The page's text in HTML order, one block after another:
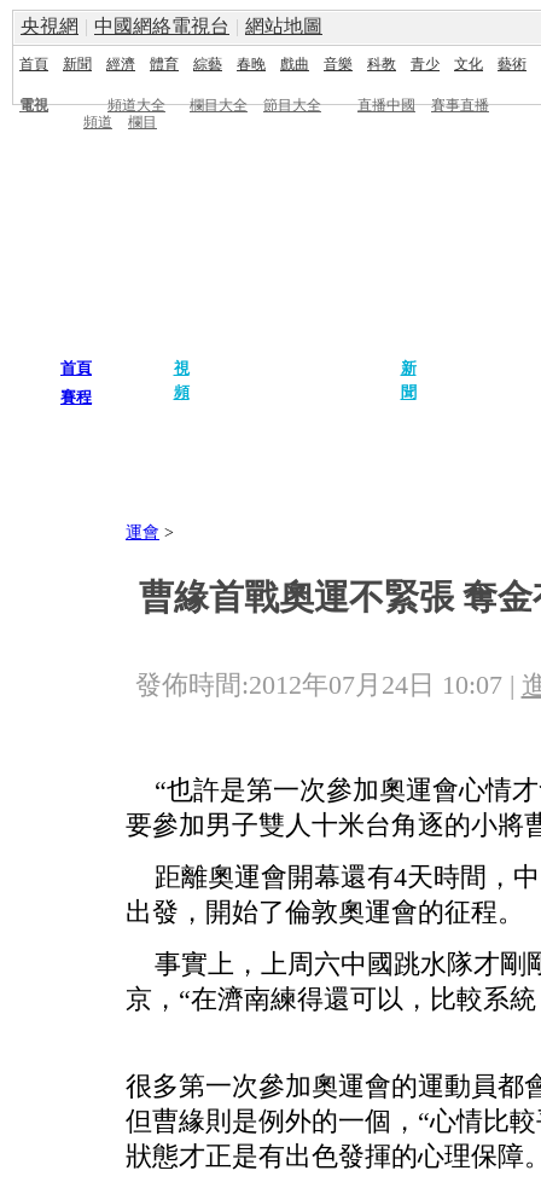
央視網 | 中國網絡電視台 | 網站地圖
首頁 新聞 經濟 體育 綜藝 春晚 戲曲 音樂 科教 青少 文化 藝術
電視 頻道大全 欄目大全 節目大全 直播中國
賽事直播
頻道
欄目
首頁
賽程
視
頻
新
聞
運會 >
曹緣首戰奧運不緊張 奪
發佈時間:2012年07月24日 10:07 |
“也許是第一次參加奧運會心情
要參加男子雙人十米台角逐的小將
距離奧運會開幕還有4天時間，
出發，開始了倫敦奧運會的征程。
事實上，上周六中國跳水隊才剛
京，“在濟南練得還可以，比較系
很多第一次參加奧運會的運動員都
但曹緣則是例外的一個，“心情比
狀態才正是有出色發揮的心理保障